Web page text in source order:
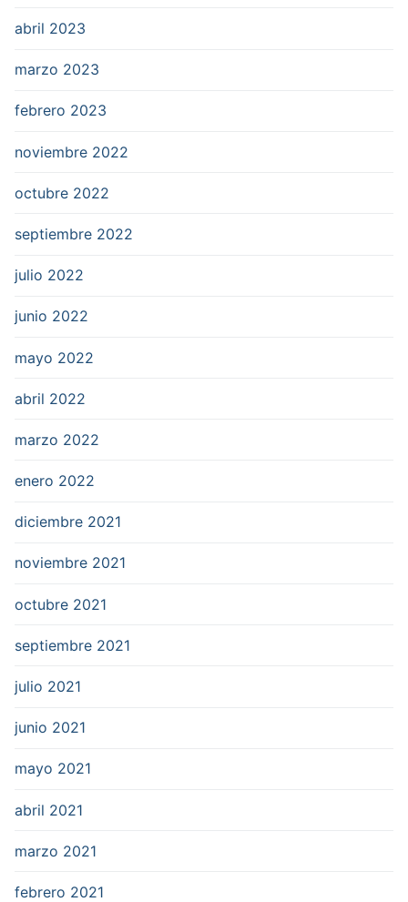
abril 2023
marzo 2023
febrero 2023
noviembre 2022
octubre 2022
septiembre 2022
julio 2022
junio 2022
mayo 2022
abril 2022
marzo 2022
enero 2022
diciembre 2021
noviembre 2021
octubre 2021
septiembre 2021
julio 2021
junio 2021
mayo 2021
abril 2021
marzo 2021
febrero 2021